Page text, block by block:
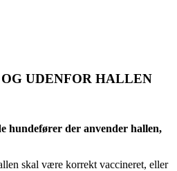
UDENFOR HALLEN
hundefører der anvender hallen,
skal være korrekt vaccineret, eller